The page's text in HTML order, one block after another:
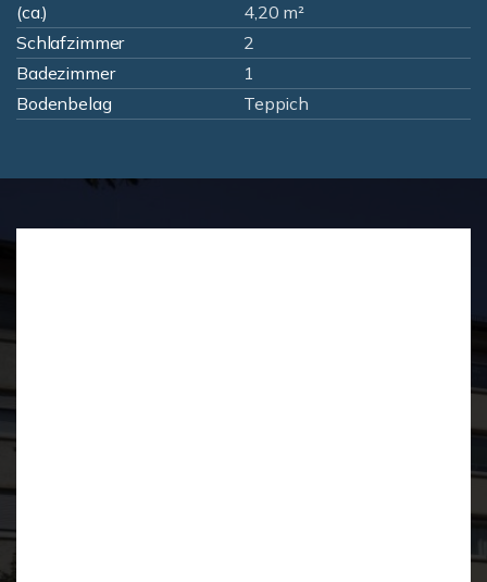
(ca.)
4,20 m²
Schlafzimmer
2
Badezimmer
1
Bodenbelag
Teppich